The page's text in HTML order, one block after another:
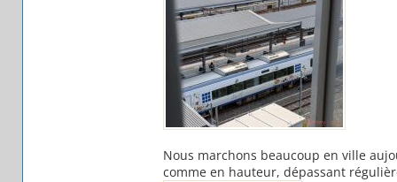
Nous marchons beaucoup en ville
comme en hauteur, dépassant